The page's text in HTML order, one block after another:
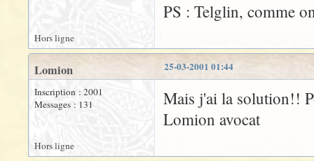
PS : Telglin, comme
Hors ligne
25-03-2001 01:44
Lomion
Inscription : 2001
Messages : 131
Mais j'ai la solution!!
Lomion avocat
Hors ligne